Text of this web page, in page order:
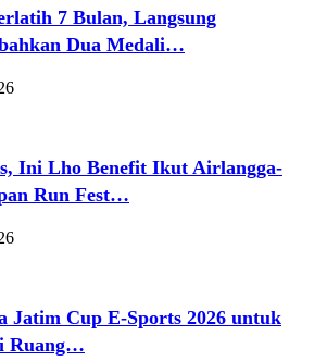
7 Bulan, Langsung
Dua Medali…
Ini Lho Benefit Ikut Airlangga-
Run Fest…
Jatim Cup E-Sports 2026 untuk
Ruang…